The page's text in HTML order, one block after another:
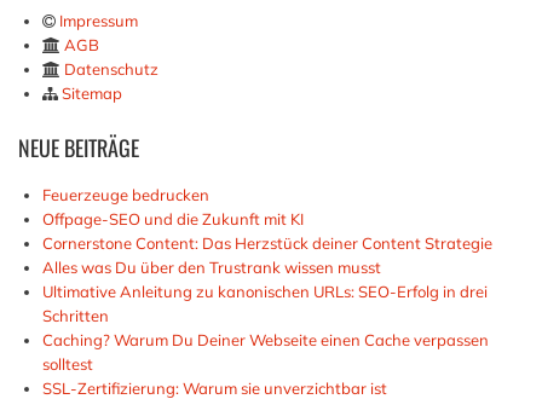
Impressum
AGB
Datenschutz
Sitemap
NEUEBEITRÄGE
Feuerzeuge bedrucken
Offpage-SEO und die Zukunft mit KI
Cornerstone Content: Das Herzstück deiner Content Strategie
Alles was Du über den Trustrank wissen musst
Ultimative Anleitung zu kanonischen URLs: SEO-Erfolg in drei
Schritten
Caching? Warum Du Deiner Webseite einen Cache verpassen
solltest
SSL-Zertifizierung: Warum sie unverzichtbar ist